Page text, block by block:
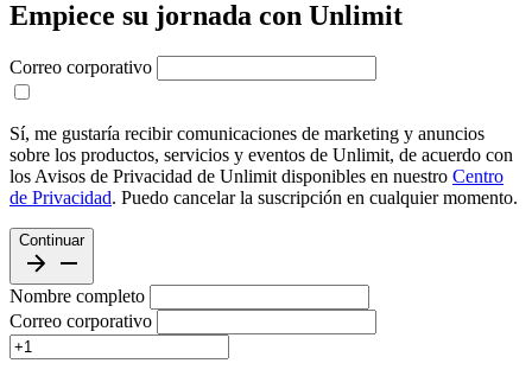
Empiece su jornada con Unlimit
Correo corporativo
Sí, me gustaría recibir comunicaciones de marketing y anuncios
sobre los productos, servicios y eventos de Unlimit, de acuerdo con
los Avisos de Privacidad de Unlimit disponibles en nuestro Centro
de Privacidad. Puedo cancelar la suscripción en cualquier momento.
Continuar
Nombre completo
Correo corporativo